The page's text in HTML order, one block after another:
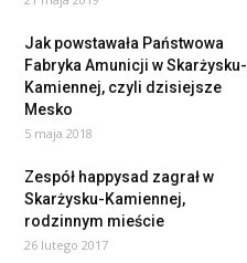
Jak powstawała Państwowa
Fabryka Amunicji w Skarżysku-
Kamiennej, czyli dzisiejsze
Mesko
5 maja 2018
Zespół happysad zagrał w
Skarżysku-Kamiennej,
rodzinnym mieście
26 lutego 2017